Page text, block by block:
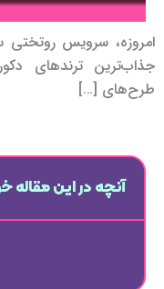
امروزه، سرویس
جذاب‌ترین ترندهای
طرح‌های […]
آنچه در این مقاله